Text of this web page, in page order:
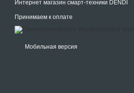
Интернет магазин смарт-техники DENDI
Принимаем к оплате
Мобильная версия